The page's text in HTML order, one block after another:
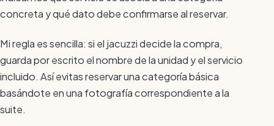
concreta y qué dato debe confirmarse al reservar.
Mi regla es sencilla: si el jacuzzi decide la compra,
guarda por escrito el nombre de la unidad y el servicio
incluido. Así evitas reservar una categoría básica
basándote en una fotografía correspondiente a la
suite.